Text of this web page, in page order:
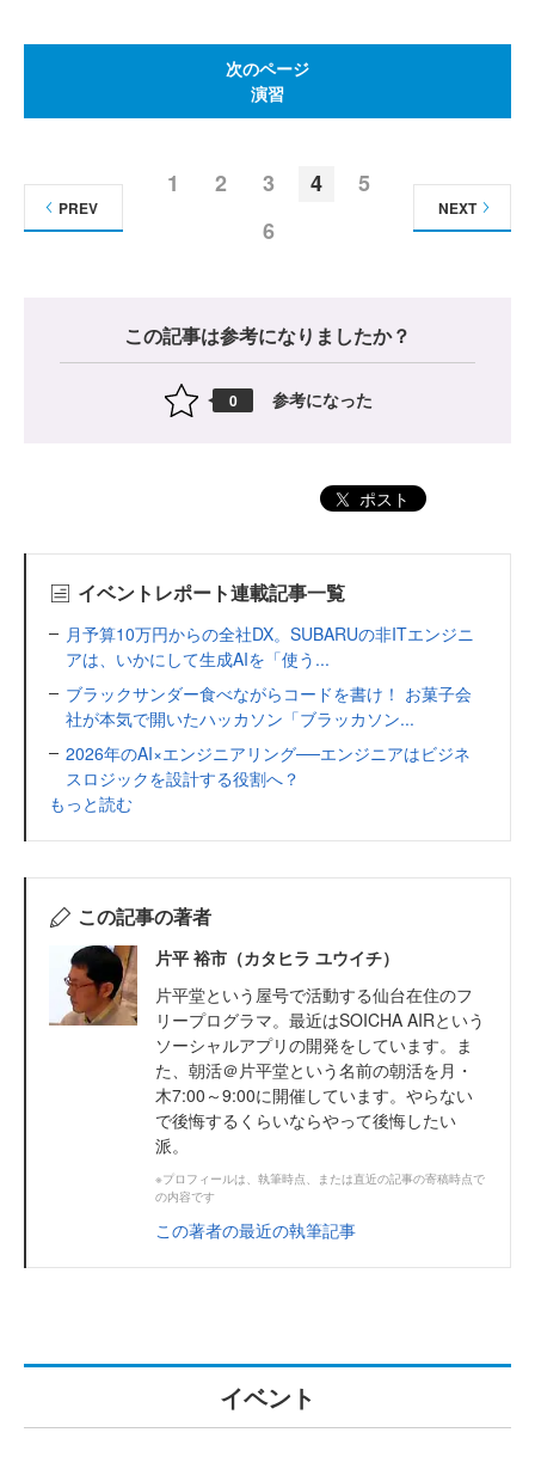
次のページ
演習
1 2 3 4
5
6
PREV NEXT
この記事は参考になりましたか？
0 参考になった
ポスト
イベントレポート連載記事一覧
月予算10万円からの全社DX。SUBARUの非ITエンジニ
アは、いかにして生成AIを「使う...
ブラックサンダー食べながらコードを書け！ お菓子会
社が本気で開いたハッカソン「ブラッカソン...
2026年のAI×エンジニアリング──エンジニアはビジネ
スロジックを設計する役割へ？
もっと読む
この記事の著者
片平 裕市（カタヒラ ユウイチ）
片平堂という屋号で活動する仙台在住のフ
リープログラマ。最近はSOICHA AIRという
ソーシャルアプリの開発をしています。ま
た、朝活＠片平堂という名前の朝活を月・
木7:00～9:00に開催しています。やらない
で後悔するくらいならやって後悔したい
派。
※プロフィールは、執筆時点、または直近の記事の寄稿時点で
の内容です
この著者の最近の執筆記事
イベント